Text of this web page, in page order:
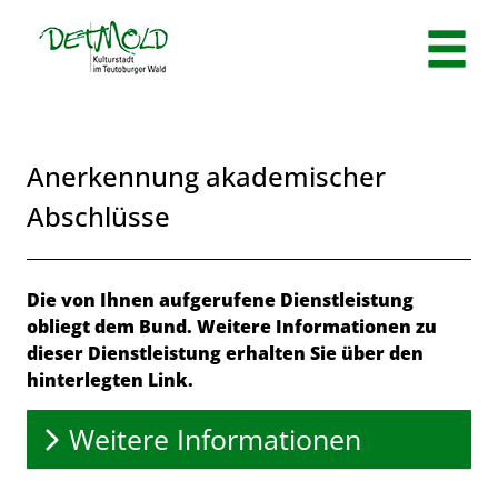
Zum Hauptinhalt springen
Anerkennung akademischer
Abschlüsse
Beschreibung
Die von Ihnen aufgerufene Dienstleistung
obliegt dem Bund. Weitere Informationen zu
dieser Dienstleistung erhalten Sie über den
hinterlegten Link.
Weitere Informationen